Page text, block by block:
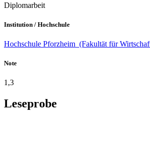
Diplomarbeit
Institution / Hochschule
Hochschule Pforzheim (Fakultät für
Note
1,3
Leseprobe